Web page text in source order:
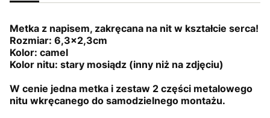
Metka z napisem, zakręcana na nit w kształcie serca!
Rozmiar: 6,3x2,3cm
Kolor: camel
Kolor nitu: stary mosiądz (inny niż na zdjęciu)
W cenie jedna metka i zestaw 2 części metalowego
nitu wkręcanego do samodzielnego montażu.